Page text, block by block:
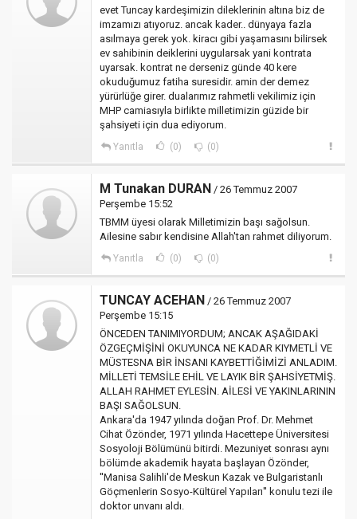
evet Tuncay kardeşimizin dileklerinin altına biz de
imzamızı atıyoruz. ancak kader.. dünyaya fazla
asılmaya gerek yok. kiracı gibi yaşamasını bilirsek
ev sahibinin deiklerini uygularsak yani kontrata
uyarsak. kontrat ne derseniz günde 40 kere
okuduğumuz fatiha suresidir. amin der demez
yürürlüğe girer. dualarımız rahmetli vekilimiz için
MHP camiasıyla birlikte milletimizin güzide bir
şahsiyeti için dua ediyorum.
Yanıtla (0) (0)
M Tunakan DURAN / 26 Temmuz 2007
Perşembe 15:52
TBMM üyesi olarak Milletimizin başı sağolsun.
Ailesine sabır kendisine Allah'tan rahmet diliyorum.
Yanıtla (0) (0)
TUNCAY ACEHAN / 26 Temmuz 2007
Perşembe 15:15
ÖNCEDEN TANIMIYORDUM; ANCAK AŞAĞIDAKİ
ÖZGEÇMİŞİNİ OKUYUNCA NE KADAR KIYMETLİ VE
MÜSTESNA BİR İNSANI KAYBETTİĞİMİZİ ANLADIM.
MİLLETİ TEMSİLE EHİL VE LAYIK BİR ŞAHSİYETMİŞ.
ALLAH RAHMET EYLESİN. AİLESİ VE YAKINLARININ
BAŞI SAĞOLSUN.
Ankara'da 1947 yılında doğan Prof. Dr. Mehmet
Cihat Özönder, 1971 yılında Hacettepe Üniversitesi
Sosyoloji Bölümünü bitirdi. Mezuniyet sonrası aynı
bölümde akademik hayata başlayan Özönder,
''Manisa Salihli'de Meskun Kazak ve Bulgaristanlı
Göçmenlerin Sosyo-Kültürel Yapıları'' konulu tezi ile
doktor unvanı aldı.